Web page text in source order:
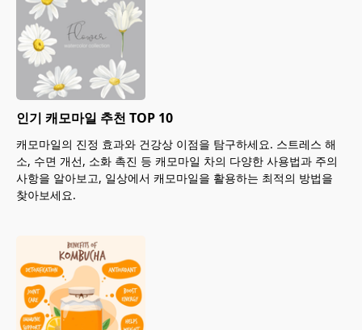
인기 캐모마일 추천 TOP 10
캐모마일의 진정 효과와 건강상 이점을 탐구하세요. 스트레스 해
소, 수면 개선, 소화 촉진 등 캐모마일 차의 다양한 사용법과 주의
사항을 알아보고, 일상에서 캐모마일을 활용하는 최적의 방법을
찾아보세요.